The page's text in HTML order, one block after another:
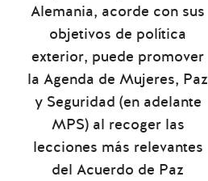
Alemania, acorde con sus
objetivos de política
exterior, puede promover
la Agenda de Mujeres, Paz
y Seguridad (en adelante
MPS) al recoger las
lecciones más relevantes
del Acuerdo de Paz